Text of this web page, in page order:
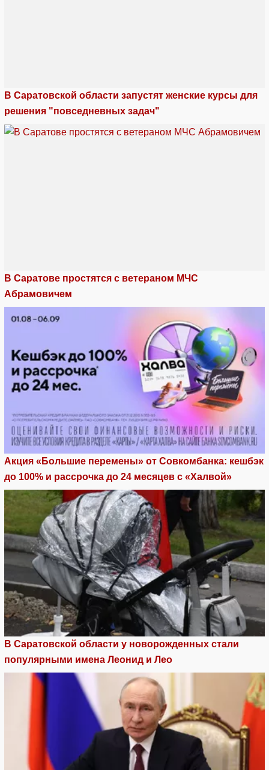
В Саратовской области запустят женские курсы для
решения "повседневных задач"
В Саратове простятся с ветераном МЧС
Абрамовичем
Акция «Большие перемены» от Совкомбанка: кешбэк
до 100% и рассрочка до 24 месяцев с «Халвой»
В Саратовской области у новорожденных стали
популярными имена Леонид и Лео